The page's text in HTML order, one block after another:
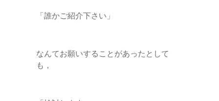
「誰かご紹介下さい」
なんてお願いすることがあったとして
も，